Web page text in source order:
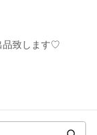
品致します♡